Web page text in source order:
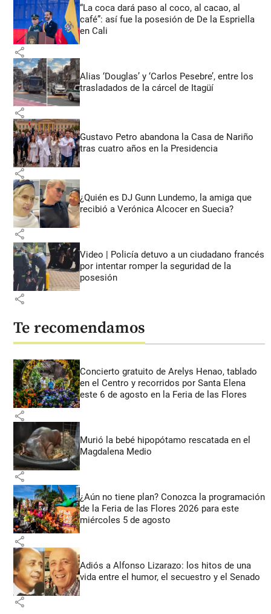
“La coca dará paso al coco, al cacao, al
café”: así fue la posesión de De la Espriella
en Cali
share
Alias ‘Douglas’ y ‘Carlos Pesebre’, entre los
trasladados de la cárcel de Itagüí
share
Gustavo Petro abandona la Casa de Nariño
tras cuatro años en la Presidencia
share
¿Quién es DJ Gunn Lundemo, la amiga que
recibió a Verónica Alcocer en Suecia?
share
Video | Policía detuvo a un ciudadano francés
por intentar romper la seguridad de la
posesión
share
Te recomendamos
Concierto gratuito de Arelys Henao, tablado
en el Centro y recorridos por Santa Elena
este 6 de agosto en la Feria de las Flores
share
Murió la bebé hipopótamo rescatada en el
Magdalena Medio
share
¿Aún no tiene plan? Conozca la programación
de la Feria de las Flores 2026 para este
miércoles 5 de agosto
share
Adiós a Alfonso Lizarazo: los hitos de una
vida entre el humor, el secuestro y el Senado
share